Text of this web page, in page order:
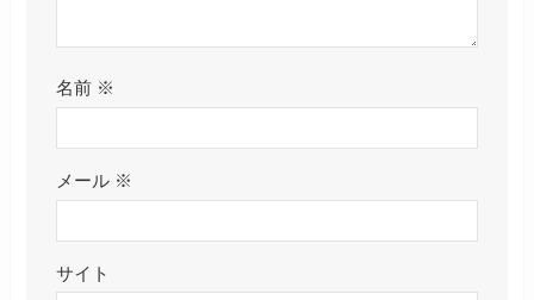
名前 ※
メール ※
サイト